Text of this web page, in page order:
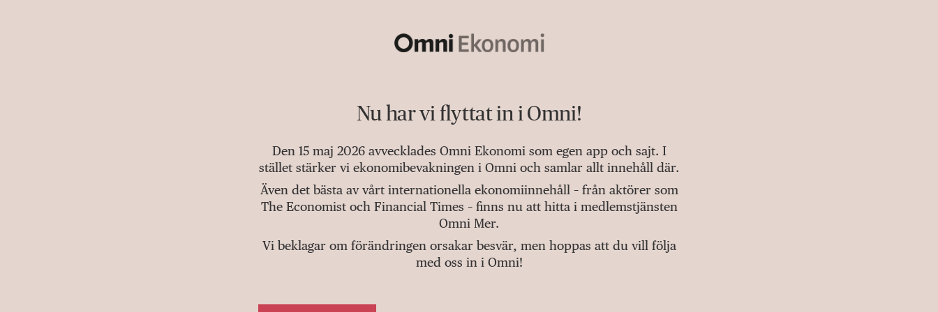
Nu har vi flyttat in i Omni!
Den 15 maj 2026 avvecklades Omni Ekonomi som egen app och sajt. I
stället stärker vi ekonomibevakningen i Omni och samlar allt innehåll där.
Även det bästa av vårt internationella ekonomiinnehåll – från aktörer som
The Economist och Financial Times – finns nu att hitta i medlemstjänsten
Omni Mer.
Vi beklagar om förändringen orsakar besvär, men hoppas att du vill följa
med oss in i Omni!